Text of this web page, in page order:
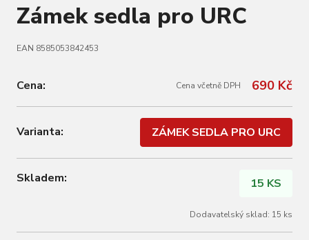
Zámek sedla pro URC
EAN 8585053842453
Cena: Cena včetně DPH 690 Kč
Varianta: ZÁMEK SEDLA PRO URC
Skladem: 15 KS
Dodavatelský sklad: 15 ks